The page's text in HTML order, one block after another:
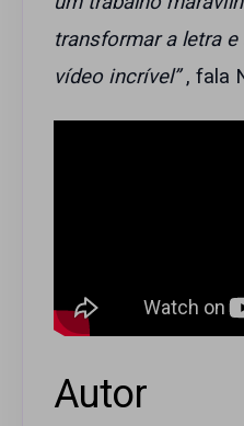
transformar a letra
vídeo incrível”, fala
Autor